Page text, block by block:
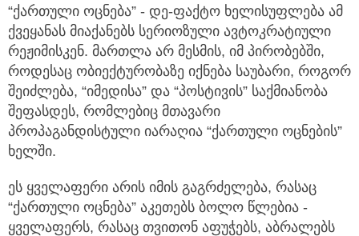
“ქართული ოცნება” - დე-ფაქტო ხელისუფლება ამ
ქვეყანას მიაქანებს სერიოზული ავტოკრატიული
რეჟიმისკენ. მართლა არ მესმის, იმ პირობებში,
როდესაც ობიექტურობაზე იქნება საუბარი, როგორ
შეიძლება, “იმედისა” და “პოსტივის” საქმიანობა
შეფასდეს, რომლებიც მთავარი
პროპაგანდისტული იარაღია “ქართული ოცნების”
ხელში.
ეს ყველაფერი არის იმის გაგრძელება, რასაც
“ქართული ოცნება” აკეთებს ბოლო წლებია -
ყველაფერს, რასაც თვითონ აფუჭებს, აბრალებს